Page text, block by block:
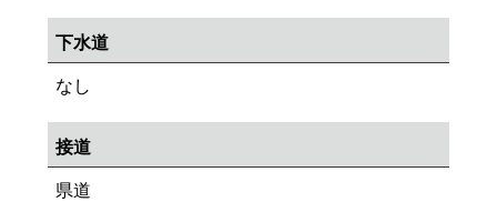
下水道
なし
接道
県道